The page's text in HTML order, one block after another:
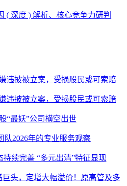
( 深度 ) 解析、核心竞争力研判
违披被立案，受损股民或可索赔
违披被立案，受损股民或可索赔
“最妖”公司横空出世
队2026年的专业服务观察
持续完善 “多元出清”特征显现
巨头，定增大幅溢价！原高管及多